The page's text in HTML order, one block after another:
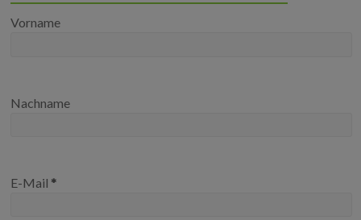
Vorname
Nachname
E-Mail *